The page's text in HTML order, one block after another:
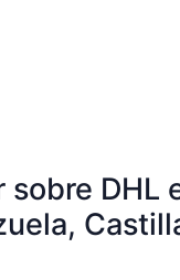
sobre DHL